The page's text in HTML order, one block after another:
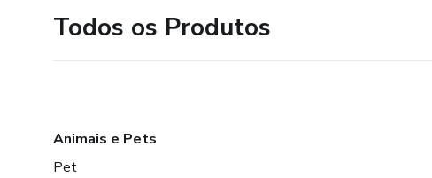
Todos os Produtos
Animais e Pets
Pet